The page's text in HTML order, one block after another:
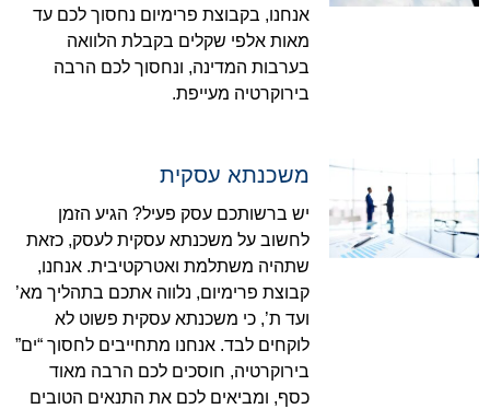
אנחנו, בקבוצת פרימיום נחסוך לכם עד
מאות אלפי שקלים בקבלת הלוואה
בערבות המדינה, ונחסוך לכם הרבה
בירוקרטיה מעייפת.
משכנתא עסקית
יש ברשותכם עסק פעיל? הגיע הזמן
לחשוב על משכנתא עסקית לעסק, כזאת
שתהיה משתלמת ואטרקטיבית. אנחנו,
קבוצת פרימיום, נלווה אתכם בתהליך מא’
ועד ת’, כי משכנתא עסקית פשוט לא
לוקחים לבד. אנחנו מתחייבים לחסוך “ים”
בירוקרטיה, חוסכים לכם הרבה מאוד
כסף, ומביאים לכם את התנאים הטובים